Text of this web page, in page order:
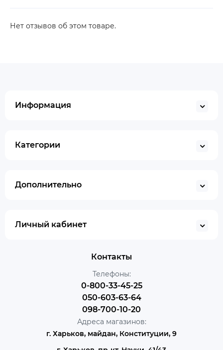
Нет отзывов об этом товаре.
Информация
Категории
Дополнительно
Личный кабинет
Контакты
Телефоны:
0-800-33-45-25
050-603-63-64
098-700-10-20
Адреса магазинов:
г. Харьков, майдан, Конституции, 9